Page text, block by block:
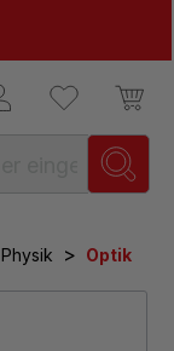
Physik > Optik